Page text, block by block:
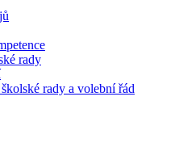
rady
rady a volební řád